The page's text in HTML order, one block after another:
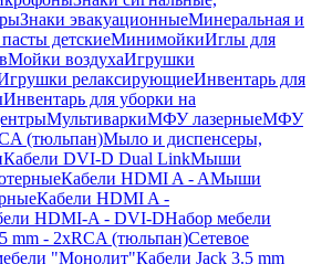
Знаки эвакуационныеМинеральная и
детскиеМинимойкиИглы для
Мойки воздухаИгрушки
релаксирующиеИнвентарь для
Инвентарь для уборки на
МультиваркиМФУ лазерныеМФУ
(тюльпан)Мыло и диспенсеры,
Кабели DVI-D Dual LinkМыши
Кабели HDMI A - AМыши
Кабели HDMI A -
HDMI-A - DVI-DНабор мебели
mm - 2xRCA (тюльпан)Сетевое
"Монолит"Кабели Jack 3.5 mm